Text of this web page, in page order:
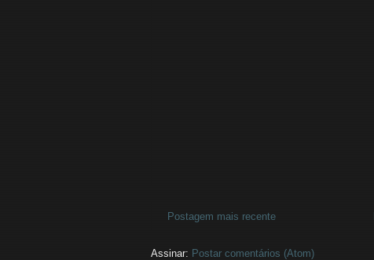
Postagem mais recente
Assinar: Postar comentários (Atom)